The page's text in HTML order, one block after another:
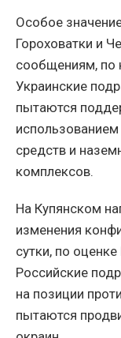
Особое
Гороховатки и
сообщениям, по
Украинские
пытаются
средств и
комплексов.
На Купянском
изменения
сутки, по
Российские
на позиции
пытаются